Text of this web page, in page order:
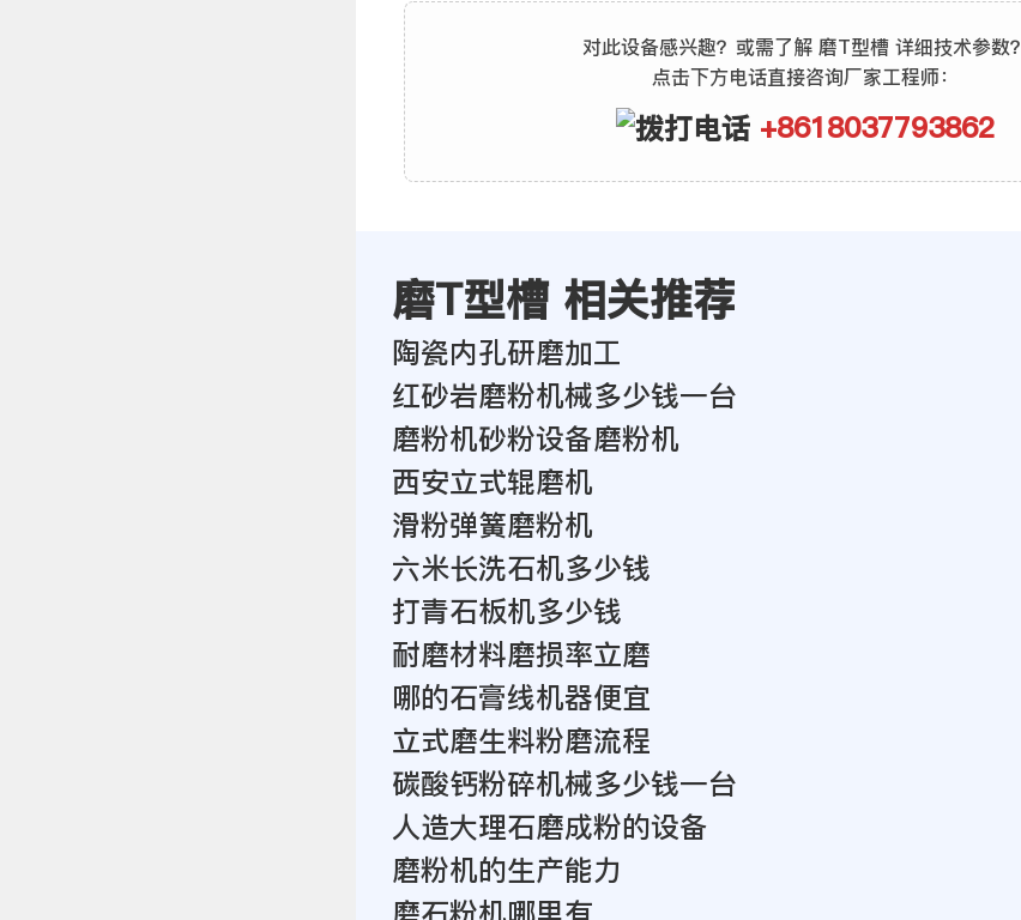
对此设备感兴趣？或需了解 磨T型槽 详细技术参数？
点击下方电话直接咨询厂家工程师：
+8618037793862
磨T型槽 相关推荐
陶瓷内孔研磨加工
红砂岩磨粉机械多少钱一台
磨粉机砂粉设备磨粉机
西安立式辊磨机
滑粉弹簧磨粉机
六米长洗石机多少钱
打青石板机多少钱
耐磨材料磨损率立磨
哪的石膏线机器便宜
立式磨生料粉磨流程
碳酸钙粉碎机械多少钱一台
人造大理石磨成粉的设备
磨粉机的生产能力